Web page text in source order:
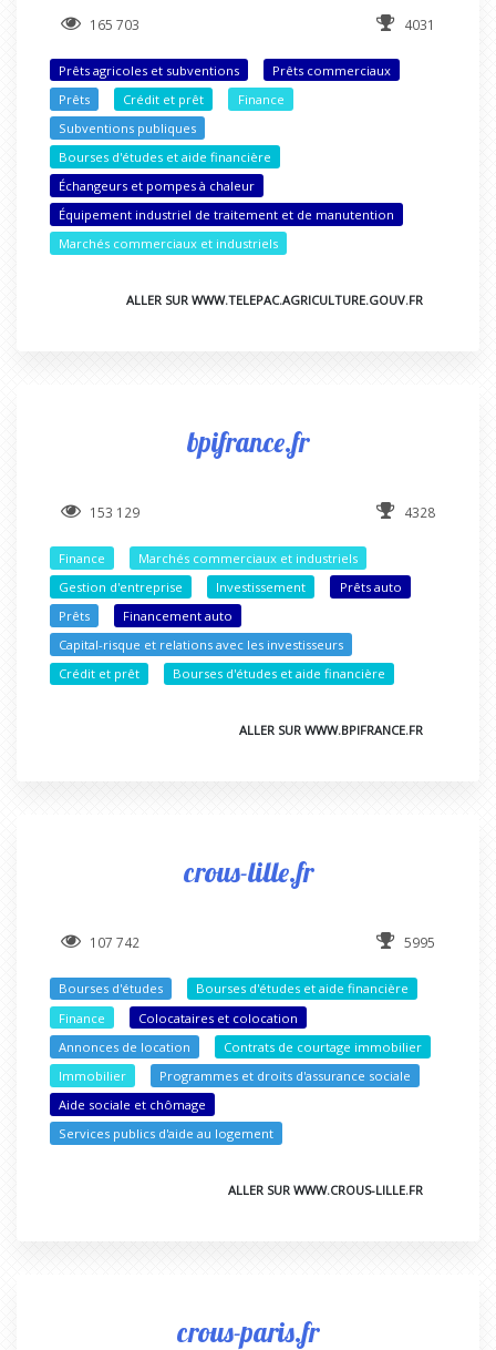
165 703 4031
Prêts agricoles et subventions
Prêts commerciaux
Prêts
Crédit et prêt
Finance
Subventions publiques
Bourses d'études et aide financière
Échangeurs et pompes à chaleur
Équipement industriel de traitement et de manutention
Marchés commerciaux et industriels
ALLER SUR WWW.TELEPAC.AGRICULTURE.GOUV.FR
bpifrance.fr
153 129 4328
Finance
Marchés commerciaux et industriels
Gestion d'entreprise
Investissement
Prêts auto
Prêts
Financement auto
Capital-risque et relations avec les investisseurs
Crédit et prêt
Bourses d'études et aide financière
ALLER SUR WWW.BPIFRANCE.FR
crous-lille.fr
107 742 5995
Bourses d'études
Bourses d'études et aide financière
Finance
Colocataires et colocation
Annonces de location
Contrats de courtage immobilier
Immobilier
Programmes et droits d'assurance sociale
Aide sociale et chômage
Services publics d'aide au logement
ALLER SUR WWW.CROUS-LILLE.FR
crous-paris.fr